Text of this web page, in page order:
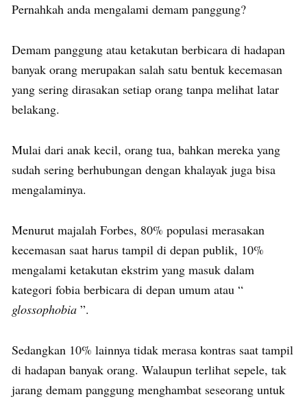
Pernahkah anda mengalami demam panggung?
Demam panggung atau ketakutan berbicara di hadapan
banyak orang merupakan salah satu bentuk kecemasan
yang sering dirasakan setiap orang tanpa melihat latar
belakang.
Mulai dari anak kecil, orang tua, bahkan mereka yang
sudah sering berhubungan dengan khalayak juga bisa
mengalaminya.
Menurut majalah Forbes, 80% populasi merasakan
kecemasan saat harus tampil di depan publik, 10%
mengalami ketakutan ekstrim yang masuk dalam
kategori fobia berbicara di depan umum atau “
glossophobia ”.
Sedangkan 10% lainnya tidak merasa kontras saat tampil
di hadapan banyak orang. Walaupun terlihat sepele, tak
jarang demam panggung menghambat seseorang untuk